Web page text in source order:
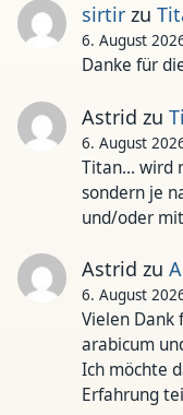
sirtirzu
6. August
Danke für
Astrid zu
6. August
Titan... wird
sondern je
und/oder
Astrid zu
6. August
Vielen Dank
arabicum
Ich möchte
Erfahrung